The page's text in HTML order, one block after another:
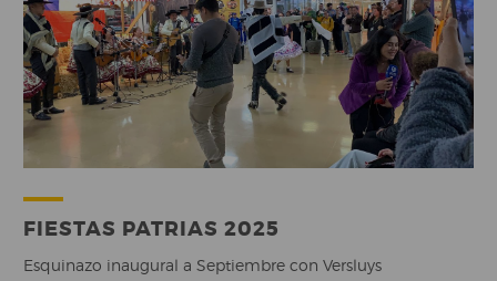
FIESTAS PATRIAS 2025
Esquinazo inaugural a Septiembre con Versluys